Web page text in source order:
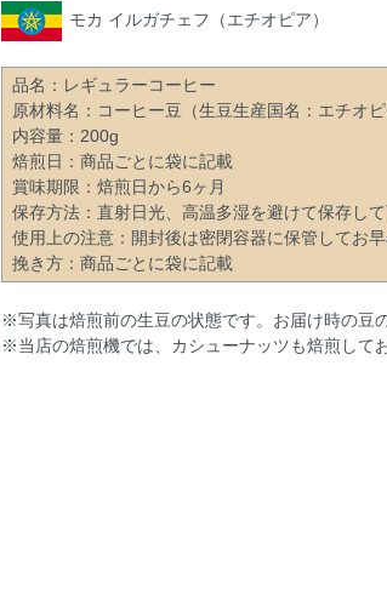
モカ イルガチェフ（エチオピア）
品名：レギュラーコーヒー
原材料名：コーヒー豆（生豆生産国名：エチオピ
内容量：200g
焙煎日：商品ごとに袋に記載
賞味期限：焙煎日から6ヶ月
保存方法：直射日光、高温多湿を避けて保存して
使用上の注意：開封後は密閉容器に保管してお
挽き方：商品ごとに袋に記載
※写真は焙煎前の生豆の状態です。お届け時の豆
※当店の焙煎機では、カシューナッツも焙煎して